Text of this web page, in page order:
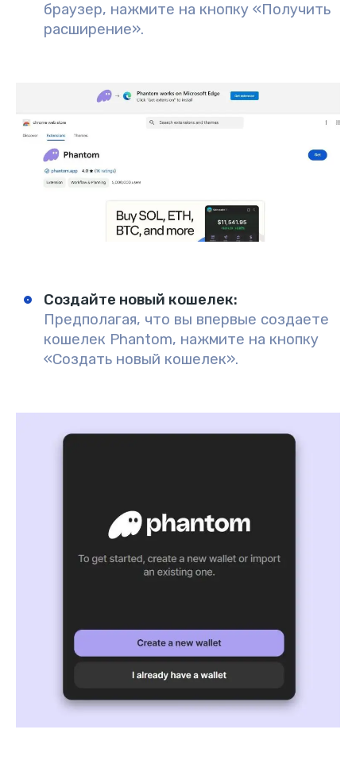
браузер, нажмите на кнопку «Получить
расширение».
Создайте новый кошелек:
Предполагая, что вы впервые создаете
кошелек Phantom, нажмите на кнопку
«Создать новый кошелек».